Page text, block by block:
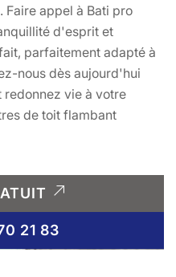
Faire appel à Bati pro
d'esprit et
parfaitement adapté à
nous dès aujourd'hui
redonnez vie à votre
de toit flambant
21 83